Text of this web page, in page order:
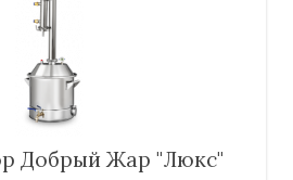
Добрый Жар "Люкс"